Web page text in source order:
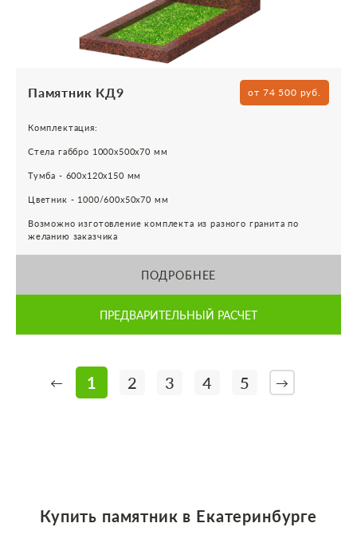
Памятник КД9 от 74 500 руб.
Комплектация:
Стела габбро 1000х500х70 мм
Тумба - 600х120х150 мм
Цветник - 1000/600х50х70 мм
Возможно изготовление комплекта из разного гранита по
желанию заказчика
ПОДРОБНЕЕ
ПРЕДВАРИТЕЛЬНЫЙ РАСЧЕТ
← 1 2 3 4 5 →
Купить памятник в Екатеринбурге